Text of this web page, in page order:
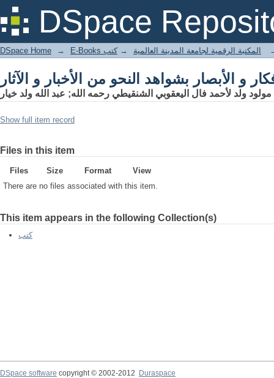
DSpace
و الأبصار بشواهد النحو من الأخبار و الآثار
DSpace Home → E-Books المكتبة الرقمية لجامعة المدينة العالمية → كتب
و الأبصار بشواهد النحو من الأخبار و الآثار
ولد لأحمد فال اليعقوبي الشنقيطي رحمه الله; عبد الله ولد خيار
Show full item record
Files in this item
Files Size Format
View
There are no files associated with this item.
This item appears in the following Collection(s)
كتب
DSpace software copyright © 2002-2012
Duraspace